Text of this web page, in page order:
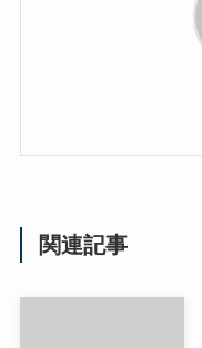
関連記事